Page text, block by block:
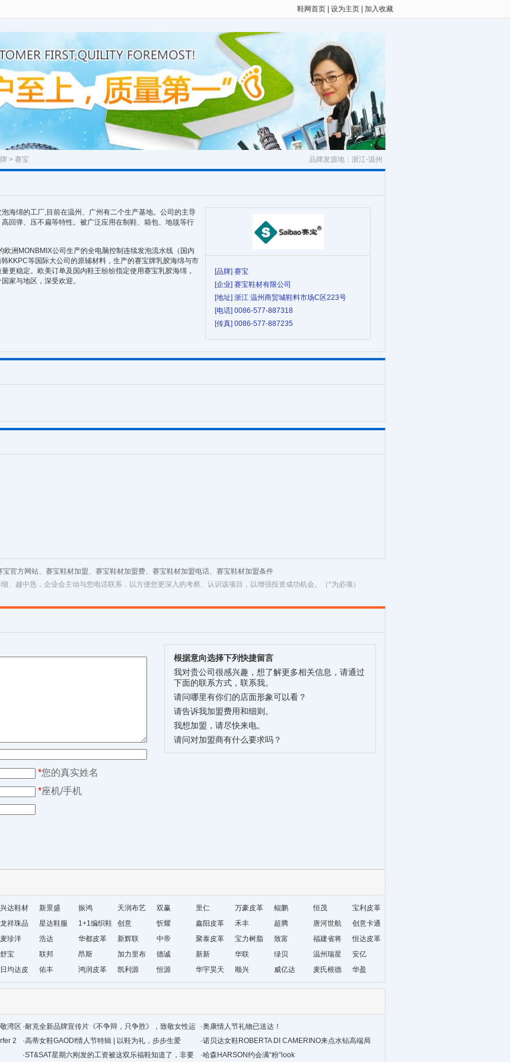
鞋网首页 设为主页 加入收藏
品牌发源地：浙江-温州
> 赛宝
[品牌] 赛宝
[企业] 赛宝鞋材有限公司
[地址] 浙江 温州商贸城鞋料市场C区223号
[电话] 0086-577-887318
[传真] 0086-577-887235
海绵的工厂,目前在温州、广州有二个生产基地。公司的主导
回弹、压不扁等特性。被广泛应用在制鞋、箱包、地毯等行
洲MONBMIX公司生产的全电脑控制连续发泡流水线（国内
KKPC等国际大公司的原辅材料，生产的赛宝牌乳胶海绵与市
更稳定。欧美订单及国内鞋王纷纷指定使用赛宝乳胶海绵，
家与地区，深受欢迎。
宝官方网站、赛宝鞋材加盟、赛宝鞋材加盟费、赛宝鞋材加盟电话、赛宝鞋材加盟条件
、越中恳，企业会主动与您电话联系，以方便您更深入的考察、认识该项目，以增强投资成功机会。（*为必项）
*您的真实姓名
*座机/手机
根据意向选择下列快捷留言
我对贵公司很感兴趣，想了解更多相关信息，请通过
下面的联系方式，联系我。
请问哪里有你们的店面形象可以看？
请告诉我加盟费用和细则。
我想加盟，请尽快来电。
请问对加盟商有什么要求吗？
兴达鞋材 新景盛 振鸿 天润布艺 双赢 里仁 万豪皮革 鲲鹏 恒茂
宝利皮革
龙祥珠品 星达鞋服
1+1编织鞋
材有限公
司
创意 忻耀 鑫阳皮革 禾丰 超腾
唐河世航
皮革
创意卡通
宠物鞋带
麦珍洋 浩达 华都皮革 新辉联 中帝 聚泰皮革 宝力树脂 致富
福建省将
乐三福木
业有限公
司
恒达皮革
舒宝 联邦 昂斯 加力里布 德诚 新新 华联 绿贝
温州瑞星
鞋材编织
厂
安亿
日均达皮
革
佑丰 鸿润皮革 凯利源 恒源 华宇昊天 顺兴 威亿达 麦氏根德 华盈
湾区 ·耐克全新品牌宣传片《不争辩，只争胜》，致敬女性运
动员和运动的力量
·奥康情人节礼物已送达！
2
·高蒂女鞋GAODI情人节特辑 | 以鞋为礼，步步生爱 ·诺贝达女鞋ROBERTA DI CAMERINO来点水钻高端局
·ST&SAT星期六刚发的工资被这双乐福鞋知道了，非要 ·哈森HARSON约会满“粉“look